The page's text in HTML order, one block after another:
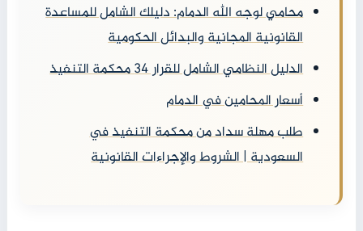
محامي لوجه الله الدمام: دليلك الشامل للمساعدة
القانونية المجانية والبدائل الحكومية
الدليل النظامي الشامل للقرار 34 محكمة التنفيذ
أسعار المحامين في الدمام
طلب مهلة سداد من محكمة التنفيذ في
السعودية | الشروط والإجراءات القانونية